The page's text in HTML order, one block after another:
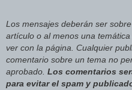
Los mensajes deberán ser
artículo o al menos una
ver con la página. Cualquier
comentario sobre un tema no
aprobado. Los comentarios
para evitar el spam y